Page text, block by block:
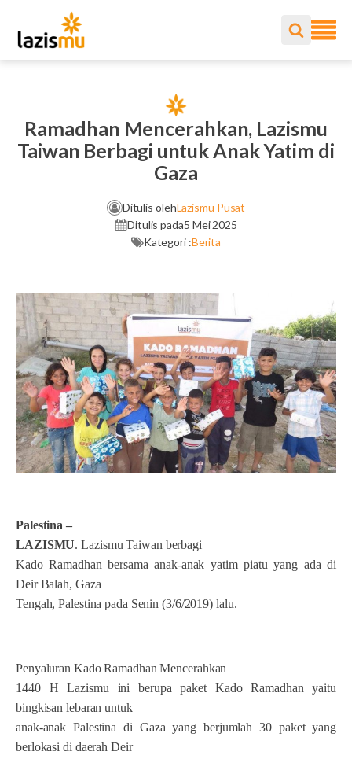
Ramadhan Mencerahkan, Lazismu
Taiwan Berbagi untuk Anak Yatim di
Gaza
Ditulis olehLazismu Pusat
Ditulis pada5 Mei 2025
Kategori :Berita
Palestina –
LAZISMU. Lazismu Taiwan berbagi
Kado Ramadhan bersama anak-anak yatim piatu yang ada di
Deir Balah, Gaza
Tengah, Palestina pada Senin (3/6/2019) lalu.
Penyaluran Kado Ramadhan Mencerahkan
1440 H Lazismu ini berupa paket Kado Ramadhan yaitu
bingkisan lebaran untuk
anak-anak Palestina di Gaza yang berjumlah 30 paket yang
berlokasi di daerah Deir